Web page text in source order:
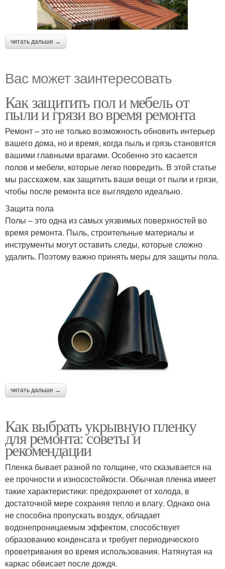
читать дальше →
Вас может заинтересовать
Как защитить пол и мебель от
пыли и грязи во время ремонта
Ремонт – это не только возможность обновить интерьер
вашего дома, но и время, когда пыль и грязь становятся
вашими главными врагами. Особенно это касается
полов и мебели, которые легко повредить. В этой статье
мы расскажем, как защитить ваши вещи от пыли и грязи,
чтобы после ремонта все выглядело идеально.
Защита пола
Полы – это одна из самых уязвимых поверхностей во
время ремонта. Пыль, строительные материалы и
инструменты могут оставить следы, которые сложно
удалить. Поэтому важно принять меры для защиты пола.
читать дальше →
Как выбрать укрывную пленку
для ремонта: советы и
рекомендации
Пленка бывает разной по толщине, что сказывается на
ее прочности и износостойкости. Обычная пленка имеет
такие характеристики: предохраняет от холода, в
достаточной мере сохраняя тепло и влагу. Однако она
не способна пропускать воздух, обладает
водонепроницаемым эффектом, способствует
образованию конденсата и требует периодического
проветривания во время использования. Натянутая на
каркас обвисает после дождя.